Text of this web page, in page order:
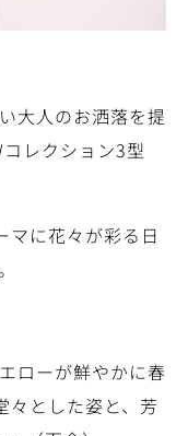
大人のお洒落を提
レクション3型
に花々が彩る日
ローが鮮やかに春
々とした姿と、芳